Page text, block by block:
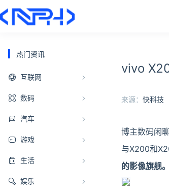
热门资讯
互联网
数码
汽车
游戏
生活
娱乐
vivo
来源： 快科技
博主数码闲
与X200和
的影像旗舰。